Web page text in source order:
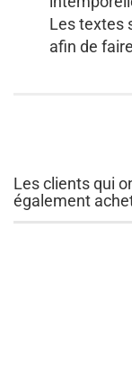
Les textes
afin de
Les clients qui
également